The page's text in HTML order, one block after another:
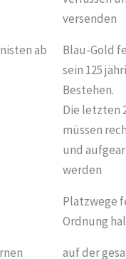
versenden
ab
Blau-Gold
sein 125
Bestehen.
Die letzten
müssen
und
werden
Platzwege
Ordnung
auf der